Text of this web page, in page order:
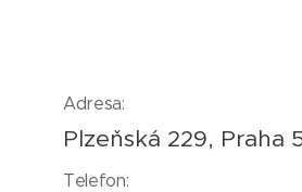
Adresa:
Plzeňská 229, Praha
Telefon: